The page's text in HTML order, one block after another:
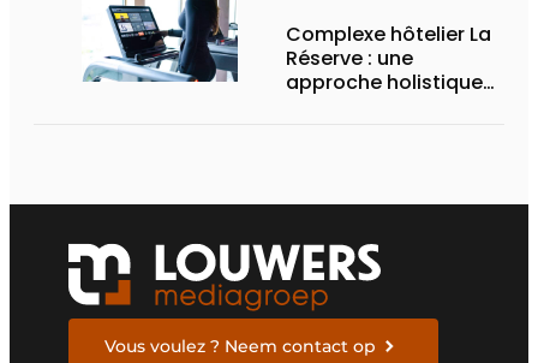
Complexe hôtelier La
Réserve : une
approche holistique
Vous voulez ? Neem contact op